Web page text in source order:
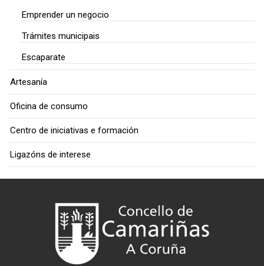
Emprender un negocio
Trámites municipais
Escaparate
Artesanía
Oficina de consumo
Centro de iniciativas e formación
Ligazóns de interese